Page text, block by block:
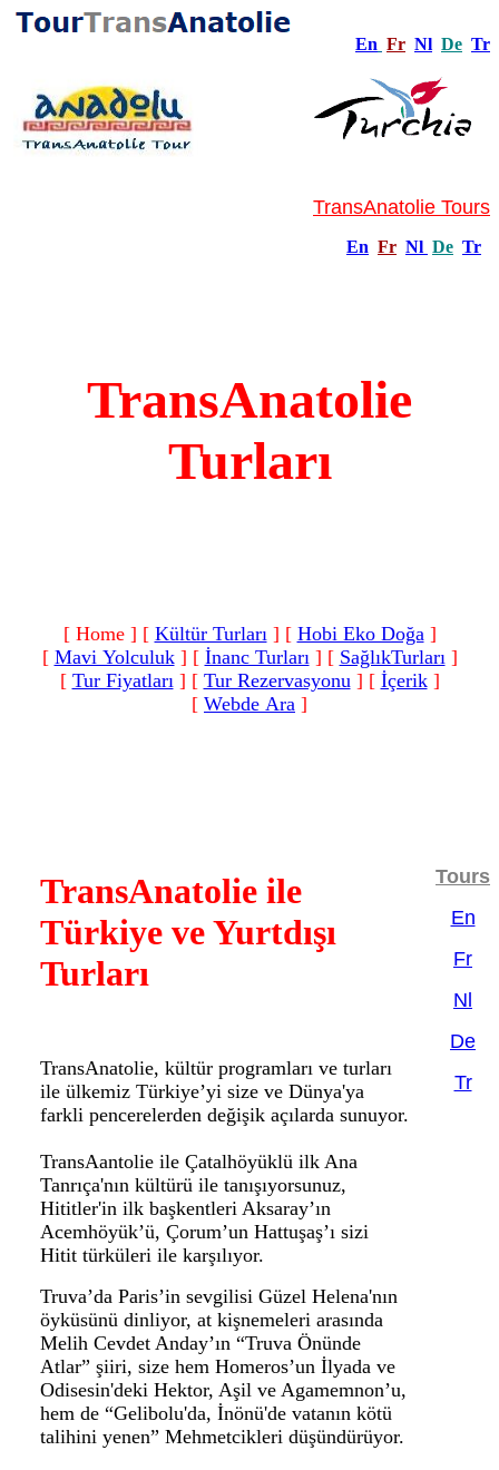
En Fr Nl De Tr
TransAnatolie Tours
En Fr Nl De Tr
TransAnatolie
Turları
[ Home ] [ Kültür Turları] [ Hobi Eko Doğa]
[ Mavi Yolculuk] [ İnanc Turları] [ SağlıkTurları]
[ Tur Fiyatları] [ Tur Rezervasyonu] [ İçerik]
[ Webde Ara ]
TransAnatolie ile
Türkiye ve Yurtdışı
Turları
TransAnatolie, kültür programları ve turları
ile ülkemiz Türkiye’yi size ve Dünya'ya
farkli pencerelerden değişik açılarda sunuyor.
TransAantolie ile Çatalhöyüklü ilk Ana
Tanrıça'nın kültürü ile tanışıyorsunuz,
Hititler'in ilk başkentleri Aksaray’ın
Acemhöyük’ü, Çorum’un Hattuşaş’ı sizi
Hitit türküleri ile karşılıyor.
Truva’da Paris’in sevgilisi Güzel Helena'nın
öyküsünü dinliyor, at kişnemeleri arasında
Melih Cevdet Anday’ın “Truva Önünde
Atlar” şiiri, size hem Homeros’un İlyada ve
Odisesin'deki Hektor, Aşil ve Agamemnon’u,
hem de “Gelibolu'da, İnönü'de vatanın kötü
talihini yenen” Mehmetcikleri düşündürüyor.
Tours
En
Fr
Nl
De
Tr